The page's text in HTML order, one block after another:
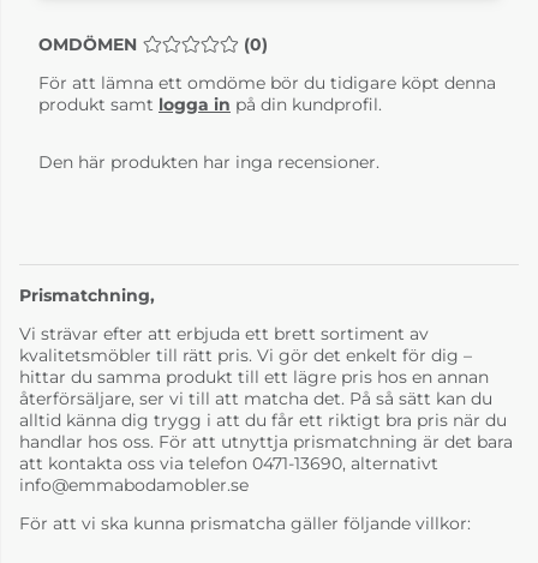
Vitlaminat/vitoljad
ek
Vitoljad massiv ek
OMDÖMEN MEDELBETYG 0 AV 5 ANTAL BETYG 0
(0)
För att lämna ett omdöme bör du tidigare köpt denna
produkt samt logga in på din kundprofil.
Den här produkten har inga recensioner.
Prismatchning,
Vi strävar efter att erbjuda ett brett sortiment av
kvalitetsmöbler till rätt pris. Vi gör det enkelt för dig –
hittar du samma produkt till ett lägre pris hos en annan
återförsäljare, ser vi till att matcha det. På så sätt kan du
alltid känna dig trygg i att du får ett riktigt bra pris när du
handlar hos oss. För att utnyttja prismatchning är det bara
att kontakta oss via telefon 0471-13690, alternativt
info@emmabodamobler.se
För att vi ska kunna prismatcha gäller följande villkor: